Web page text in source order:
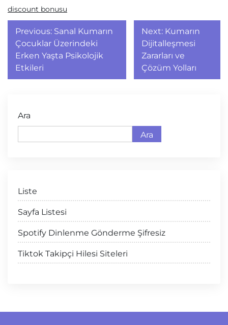
discount bonusu
Yazı
gezinmesi
Previous: Sanal Kumarın
Çocuklar Üzerindeki
Erken Yaşta Psikolojik
Etkileri
Next: Kumarın
Dijitalleşmesi
Zararları ve
Çözüm Yolları
Ara
Ara
Liste
Sayfa Listesi
Spotify Dinlenme Gönderme Şifresiz
Tiktok Takipçi Hilesi Siteleri